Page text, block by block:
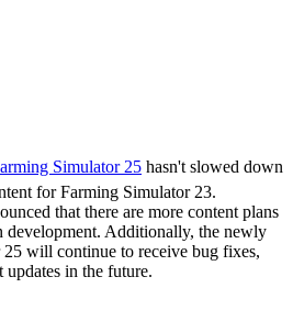
Simulator 25 hasn't slowed down
for Farming Simulator 23.
that there are more content plans
development. Additionally, the newly
will continue to receive bug fixes,
updates in the future.